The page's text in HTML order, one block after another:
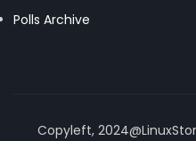
Polls Archive
Copyleft,